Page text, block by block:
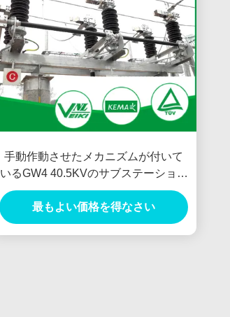
手動作動させたメカニズムが付いて
いるGW4 40.5KVのサブステーション
のタイプ低電圧の断路器
最もよい価格を得なさい